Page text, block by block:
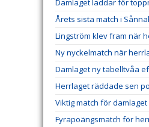
Damlaget laddar för
Årets sista match i
Lingström klev fram när
Ny nyckelmatch när
Damlaget ny tabelltvåa
Herrlaget räddade sen
Viktig match för
Fyrapoängsmatch för